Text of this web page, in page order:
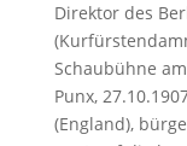
Direktor des
Schaubühne
Punx,
(England),